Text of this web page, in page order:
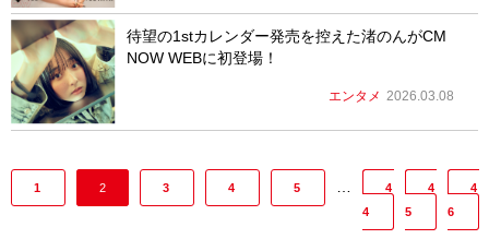
待望の1stカレンダー発売を控えた渚のんがCM
NOW WEBに初登場！
エンタメ 2026.03.08
1 2 3 4 5
4
4
4
5
4
6